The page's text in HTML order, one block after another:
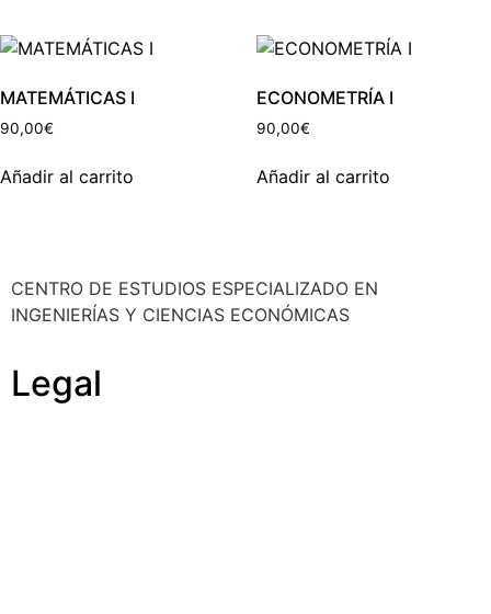
MATEMÁTICAS I
90,00€
Añadir al carrito
ECONOMETRÍA I
90,00€
Añadir al carrito
CENTRO DE ESTUDIOS ESPECIALIZADO EN
INGENIERÍAS Y CIENCIAS ECONÓMICAS
Legal